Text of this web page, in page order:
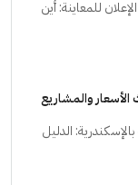
للمعاينة: أين
الدليل